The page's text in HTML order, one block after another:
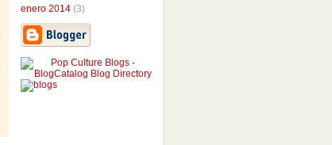
enero 2014 (3)